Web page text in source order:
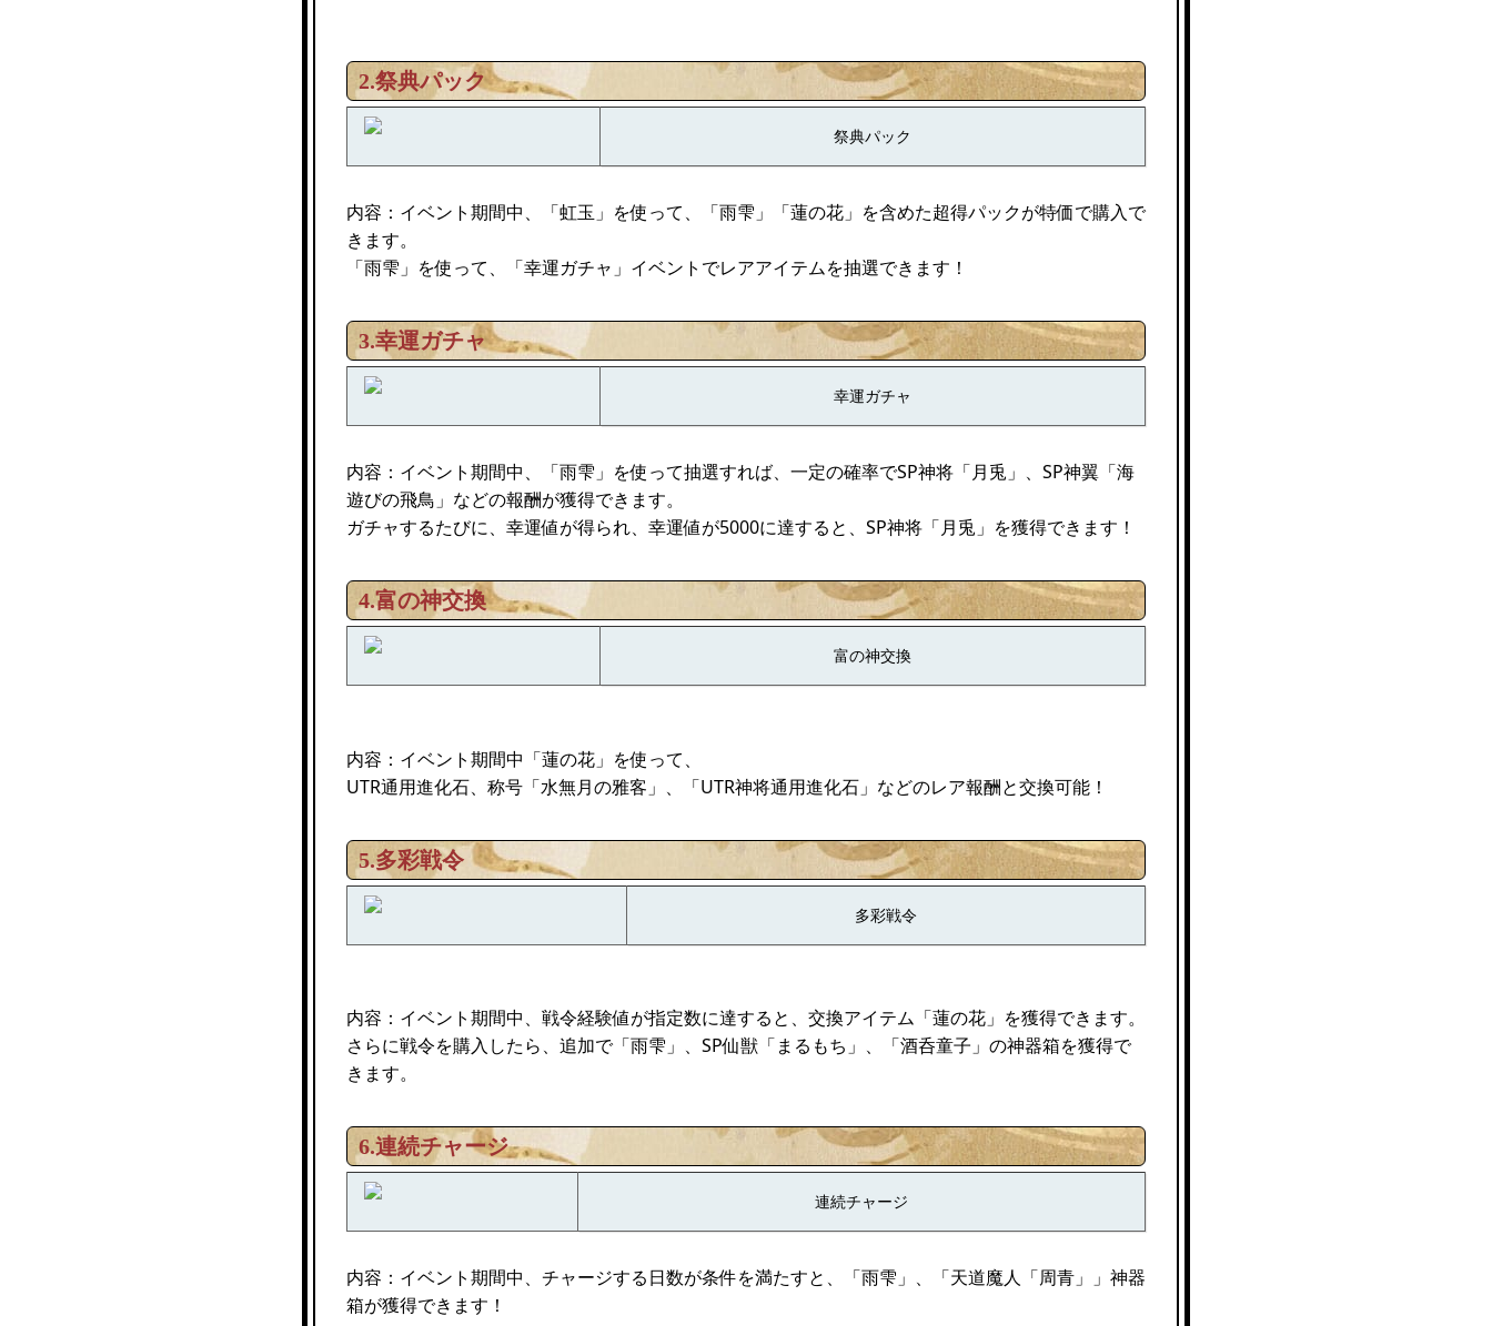
2.祭典パック
祭典パック
内容：イベント期間中、「虹玉」を使って、「雨雫」「蓮の花」を含めた超得パックが特価で購入で
きます。
「雨雫」を使って、「幸運ガチャ」イベントでレアアイテムを抽選できます！
3.幸運ガチャ
幸運ガチャ
内容：イベント期間中、「雨雫」を使って抽選すれば、一定の確率でSP神将「月兎」、SP神翼「海
遊びの飛鳥」などの報酬が獲得できます。
ガチャするたびに、幸運値が得られ、幸運値が5000に達すると、SP神将「月兎」を獲得できます！
4.富の神交換
富の神交換
内容：イベント期間中「蓮の花」を使って、
UTR通用進化石、称号「水無月の雅客」、「UTR神将通用進化石」などのレア報酬と交換可能！
5.多彩戦令
多彩戦令
内容：イベント期間中、戦令経験値が指定数に達すると、交換アイテム「蓮の花」を獲得できます。
さらに戦令を購入したら、追加で「雨雫」、SP仙獣「まるもち」、「酒呑童子」の神器箱を獲得で
きます。
6.連続チャージ
連続チャージ
内容：イベント期間中、チャージする日数が条件を満たすと、「雨雫」、「天道魔人「周青」」神器
箱が獲得できます！